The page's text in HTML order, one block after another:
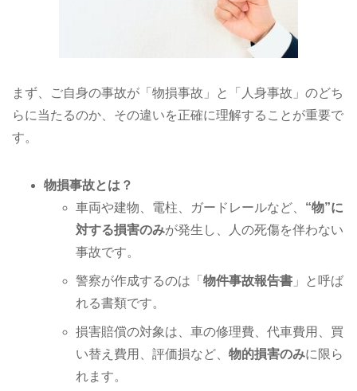
まず、ご自身の事故が「物損事故」と「人身事故」のどち
らに当たるのか、その違いを正確に理解することが重要で
す。
物損事故とは？
車両や建物、電柱、ガードレールなど、 “物”に
対する損害のみが発生し、人の死傷を伴わない
事故です。
警察が作成するのは「 物件事故報告書 」と呼ば
れる書類です。
損害賠償の対象は、車の修理費、代車費用、買
い替え費用、評価損など、 物的損害のみに限ら
れます。